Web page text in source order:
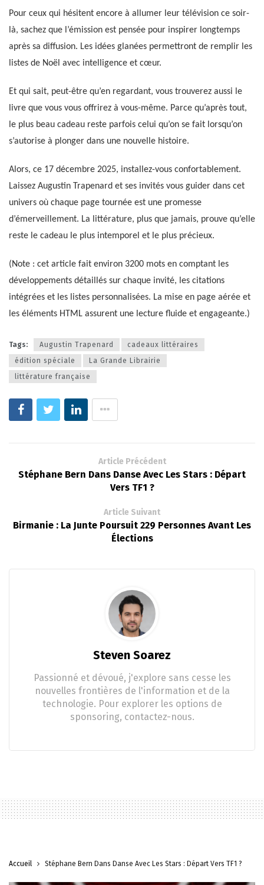
Pour ceux qui hésitent encore à allumer leur télévision ce soir-
là, sachez que l’émission est pensée pour inspirer longtemps
après sa diffusion. Les idées glanées permettront de remplir les
listes de Noël avec intelligence et cœur.
Et qui sait, peut-être qu’en regardant, vous trouverez aussi le
livre que vous vous offrirez à vous-même. Parce qu’après tout,
le plus beau cadeau reste parfois celui qu’on se fait lorsqu’on
s’autorise à plonger dans une nouvelle histoire.
Alors, ce 17 décembre 2025, installez-vous confortablement.
Laissez Augustin Trapenard et ses invités vous guider dans cet
univers où chaque page tournée est une promesse
d’émerveillement. La littérature, plus que jamais, prouve qu’elle
reste le cadeau le plus intemporel et le plus précieux.
(Note : cet article fait environ 3200 mots en comptant les
développements détaillés sur chaque invité, les citations
intégrées et les listes personnalisées. La mise en page aérée et
les éléments HTML assurent une lecture fluide et engageante.)
Tags: Augustin Trapenard
cadeaux littéraires
édition spéciale
La Grande Librairie
littérature française
Article Précédent
Stéphane Bern Dans Danse Avec Les Stars : Départ
Vers TF1 ?
Article Suivant
Birmanie : La Junte Poursuit 229 Personnes Avant Les
Élections
Steven Soarez
Passionné et dévoué, j'explore sans cesse les
nouvelles frontières de l'information et de la
technologie. Pour explorer les options de
sponsoring, contactez-nous.
Accueil Stéphane Bern Dans Danse Avec Les Stars : Départ Vers TF1 ?